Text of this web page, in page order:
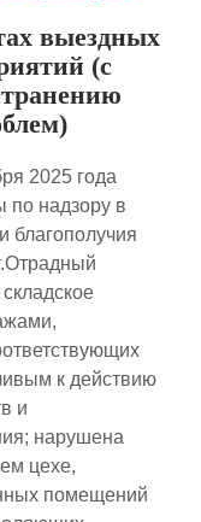
выездных
(с
2025 года
надзору в
благополучия
к действию
и
нарушена
цехе,
помещений